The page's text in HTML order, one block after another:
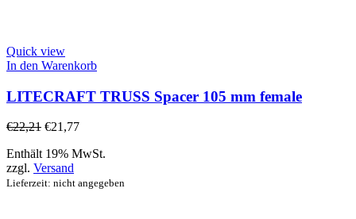
Quick view
In den Warenkorb
LITECRAFT TRUSS Spacer 105 mm female
€22,21 €21,77
Enthält 19% MwSt.
zzgl. Versand
Lieferzeit: nicht angegeben